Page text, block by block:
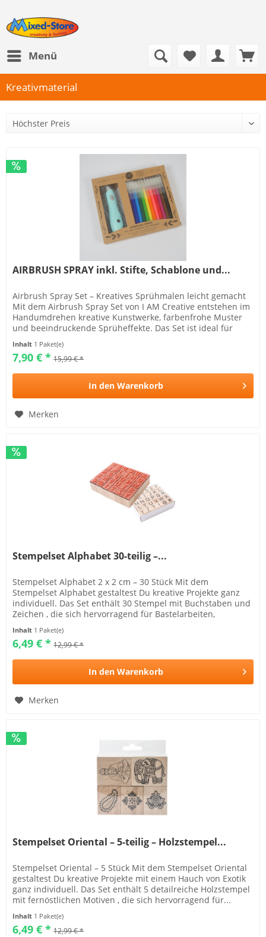
Menü
Kreativmaterial
AIRBRUSH SPRAY inkl. Stifte, Schablone und...
Airbrush Spray Set – Kreatives Sprühmalen leicht gemacht
Mit dem Airbrush Spray Set von I AM Creative entstehen im
Handumdrehen kreative Kunstwerke, farbenfrohe Muster
und beeindruckende Sprüheffekte. Das Set ist ideal für
Inhalt 1 Paket(e)
7,90 € * 15,99 € *
In den Warenkorb
Merken
Stempelset Alphabet 30-teilig –...
Stempelset Alphabet 2 x 2 cm – 30 Stück Mit dem
Stempelset Alphabet gestaltest Du kreative Projekte ganz
individuell. Das Set enthält 30 Stempel mit Buchstaben und
Zeichen , die sich hervorragend für Bastelarbeiten,
Inhalt 1 Paket(e)
6,49 € * 12,99 € *
In den Warenkorb
Merken
Stempelset Oriental – 5-teilig – Holzstempel...
Stempelset Oriental – 5 Stück Mit dem Stempelset Oriental
gestaltest Du kreative Projekte mit einem Hauch von Exotik
ganz individuell. Das Set enthält 5 detailreiche Holzstempel
mit fernöstlichen Motiven , die sich hervorragend für...
Inhalt 1 Paket(e)
6,49 € * 12,99 € *